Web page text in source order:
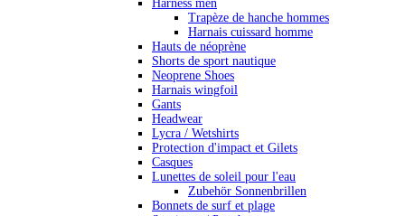
Harness men
Trapèze de hanche hommes
Harnais cuissard homme
Hauts de néoprène
Shorts de sport nautique
Neoprene Shoes
Harnais wingfoil
Gants
Headwear
Lycra / Wetshirts
Protection d'impact et Gilets
Casques
Lunettes de soleil pour l'eau
Zubehör Sonnenbrillen
Bonnets de surf et plage